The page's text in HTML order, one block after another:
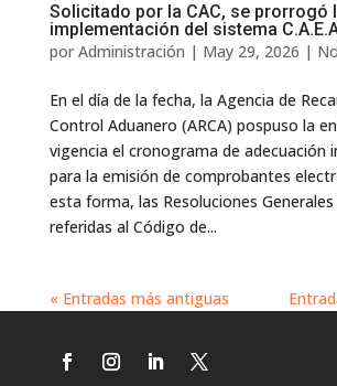
Solicitado por la CAC, se prorrogó
implementación del sistema
por Administración | May 29, 2026 |
En el día de la fecha, la Agencia de
Control Aduanero (ARCA) pospuso la
vigencia el cronograma de adecuación
para la emisión de comprobantes
esta forma, las Resoluciones
referidas al Código de...
« Entradas más antiguas